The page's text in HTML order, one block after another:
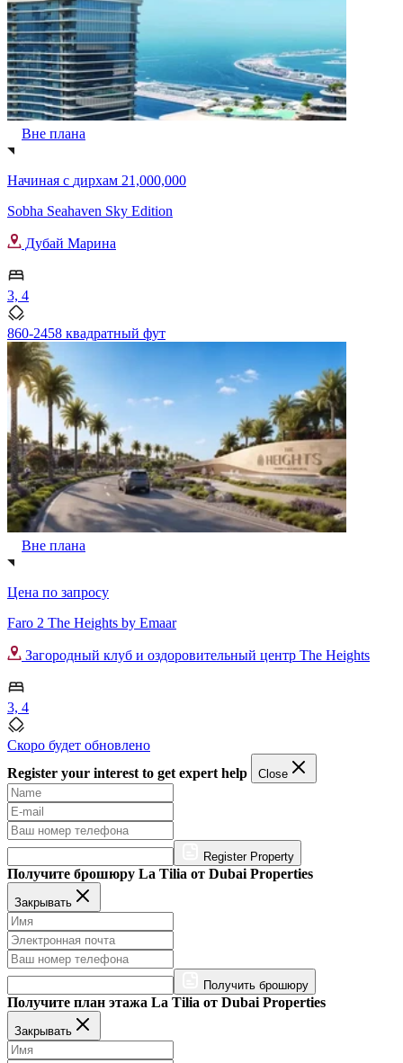
Вне плана
Начиная с дирхам 21,000,000
Sobha Seahaven Sky Edition
Дубай Марина
3, 4
860-2458 квадратный фут
Вне плана
Цена по запросу
Faro 2 The Heights by Emaar
Загородный клуб и оздоровительный центр The Heights
3, 4
Скоро будет обновлено
Register your interest to get expert help
Close
Register Property
Получите брошюру La Tilia от Dubai Properties
Закрывать
Получить брошюру
Получите план этажа La Tilia от Dubai Properties
Закрывать